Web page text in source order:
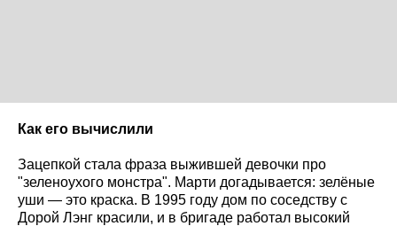
Как его вычислили
Зацепкой стала фраза выжившей девочки про
"зеленоухого монстра". Марти догадывается: зелёные
уши — это краска. В 1995 году дом по соседству с
Дорой Лэнг красили, и в бригаде работал высокий